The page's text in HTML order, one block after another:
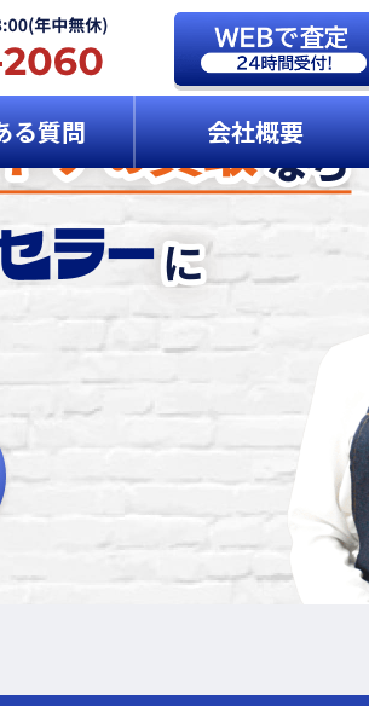
る質問 会社概要